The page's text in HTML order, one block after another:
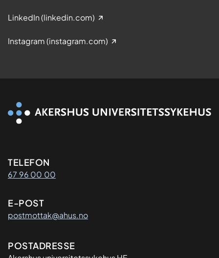
LinkedIn (linkedin.com)
Instagram (instagram.com)
Kontaktinformasjon
TELEFON
67 96 00 00
E-POST
postmottak@ahus.no
Adresse
POSTADRESSE